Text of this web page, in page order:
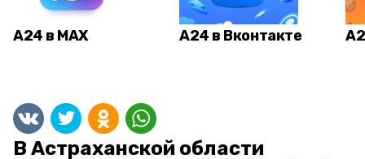
А24 в MAX А24 в Вконтакте
В Астраханской области